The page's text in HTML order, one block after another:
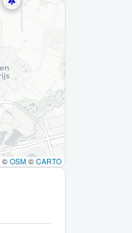
© OSM © CARTO